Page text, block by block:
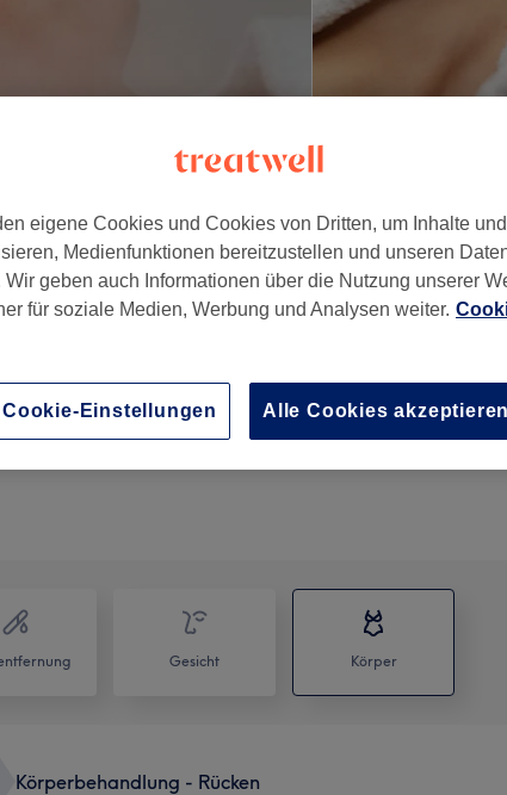
, 45131
1 Std.Details anzeigen
Gesicht Körper
Körperbehandlung - Rücken
eigene Cookies und Cookies von Dritten, um Inhalte
Medienfunktionen bereitzustellen und unseren
geben auch Informationen über die Nutzung unserer
für soziale Medien, Werbung und Analysen weiter.
Cookie-Einstellungen Alle Cookies